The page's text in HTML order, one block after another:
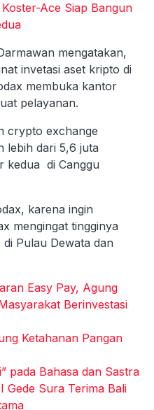
Ace Siap Bangun
mengatakan,
invetasi aset kripto di
membuka kantor
pelayanan.
crypto exchange
lebih dari 5,6 juta
kedua di Canggu
karena ingin
mengingat tingginya
Pulau Dewata dan
Easy Pay, Agung
Berinvestasi
Ketahanan Pangan
pada Bahasa dan Sastra
Gede Sura Terima Bali